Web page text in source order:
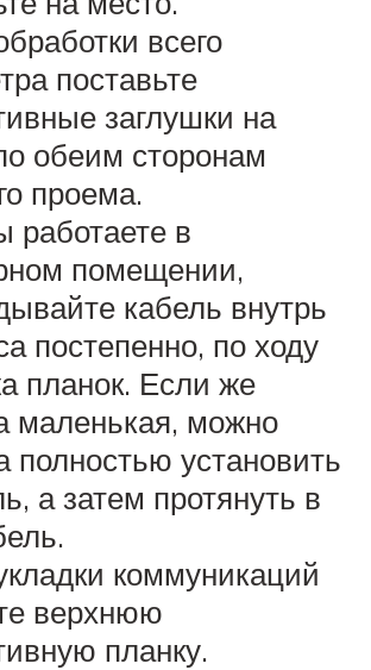
всего
поставьте
заглушки на
обеим сторонам
проема.
работаете в
помещении,
кабель внутрь
постепенно, по ходу
планок. Если же
маленькая, можно
полностью установить
а затем протянуть в
коммуникаций
верхнюю
планку.